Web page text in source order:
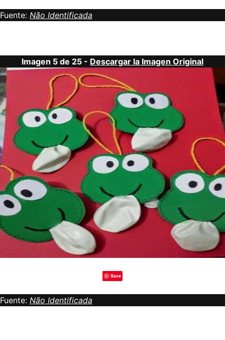
Fuente: Não Identificada
Imagen 5 de 25 - Descargar la Imagen Original
Save
Fuente: Não Identificada